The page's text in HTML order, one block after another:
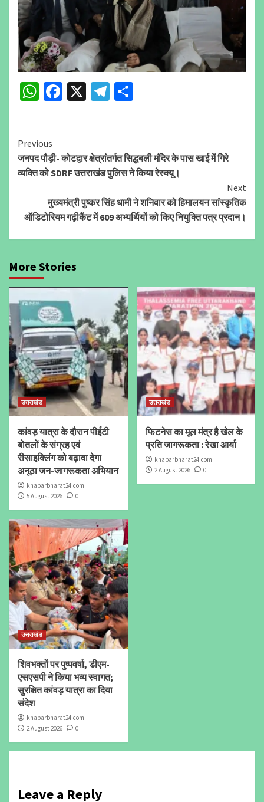
WhatsApp
Facebook
X Telegram
Continue
Reading
Previous
जनपद पौड़ी- कोटद्वार क्षेत्रांतर्गत सिद्धबली मंदिर के पास खाई में गिरे
व्यक्ति को SDRF उत्तराखंड पुलिस ने किया रेस्क्यू।
Next
मुख्यमंत्री पुष्कर सिंह धामी ने शनिवार को हिमालयन सांस्कृतिक
ऑडिटोरियम गढ़ीकैंट में 609 अभ्यर्थियों को किए नियुक्ति पत्र प्रदान।
More Stories
उत्तराखंड
कांवड़ यात्रा के दौरान पीईटी
बोतलों के संग्रह एवं
रीसाइक्लिंग को बढ़ावा देगा
अनूठा जन-जागरूकता अभियान
khabarbharat24.com
5 August 2026
0
उत्तराखंड
फिटनेस का मूल मंत्र है खेल के
प्रति जागरूकता : रेखा आर्या
khabarbharat24.com
2 August 2026
0
उत्तराखंड
शिवभक्तों पर पुष्पवर्षा, डीएम-
एसएसपी ने किया भव्य स्वागत;
सुरक्षित कांवड़ यात्रा का दिया
संदेश
khabarbharat24.com
2 August 2026
0
Leave a Reply